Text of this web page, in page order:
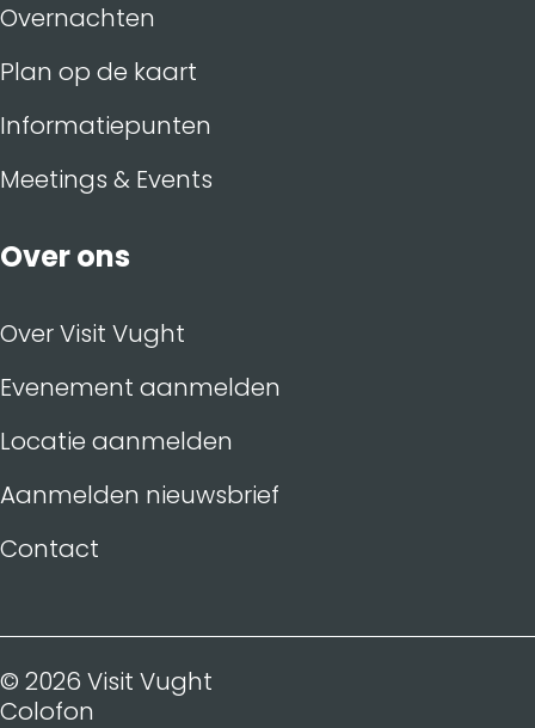
Overnachten
Plan op de kaart
Informatiepunten
Meetings & Events
Over ons
Over Visit Vught
Evenement aanmelden
Locatie aanmelden
Aanmelden nieuwsbrief
Contact
© 2026 Visit Vught
Colofon